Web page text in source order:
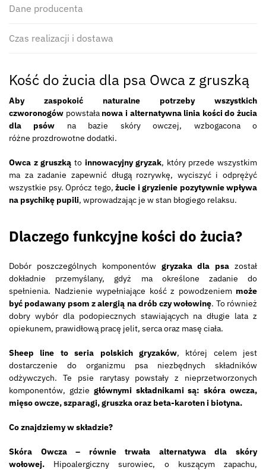
Dane producenta
Czas realizacji i dostawa
Kość do żucia dla psa Owca z gruszką
Aby zaspokoić naturalne potrzeby wszystkich
czworonogów powstała nowa i alternatywna linia kości do żucia
dla psów na bazie skóry owczej, wzbogacona o
różne prozdrowotne dodatki.
Owca z gruszką toinnowacyjny gryzak, który przede wszystkim
ma za zadanie zapewnić długą rozrywkę, wyciszyć i odprężyć
wszystkie psy. Oprócz tego, żucie i gryzienie pozytywnie wpływa
na psychikę pupili, wprowadzając je w stan błogiego relaksu.
Dlaczego funkcyjne kości do żucia?
Dobór poszczególnych komponentów gryzaka dla psa został
dokładnie przemyślany, gdyż ma określone zadanie do
spełnienia. Nadzienie wypełniające kość z powodzeniem może
być podawany psom z alergią na drób czy wołowinę. To również
dobry wybór dla podopiecznych stawiających na długie lata z
opiekunem, prawidłową pracę jelit, serca oraz masę ciała.
Sheep line to seria polskich gryzaków, której celem jest
dostarczenie do organizmu psa niezbędnych składników
odżywczych. Te psie rarytasy powstały z nieprzetworzonych
komponentów, gdzie głównymi składnikami są: skóra owcza,
mięso owcze, szparagi, gruszka oraz beta-karoten i biotyna.
Co znajdziemy w składzie?
Skóra Owcza – równie trwała alternatywa dla skóry
wołowej. Hipoalergiczny surowiec, o kuszącym zapachu,